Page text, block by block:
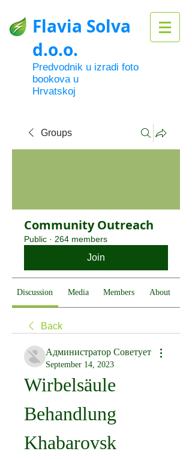
Flavia Solva
d.o.o.
Predvodnik u izradi foto
bookova u
Hrvatskoj
Groups
Community Outreach
Public · 264 members
Join
Discussion Media Members About
Back
Администратор Советует
September 14, 2023
Wirbelsäule
Behandlung
Khabarovsk